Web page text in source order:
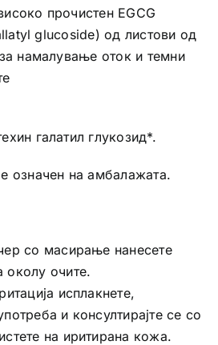
прочистен EGCG
glucoside) од листови од
намалување оток и темни
галатил глукозид*.
означен на амбалажата.
со масирање нанесете
околу очите.
исплакнете,
и консултирајте се со
на иритирана кожа.